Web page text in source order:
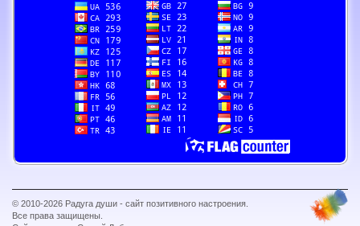
© 2010-2026 Радуга души - сайт позитивного настроения.
Все права защищены.